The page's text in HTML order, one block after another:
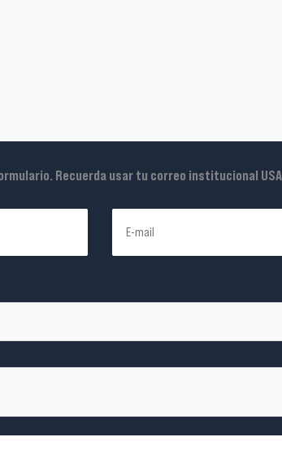
Recuerda usar tu correo institucional